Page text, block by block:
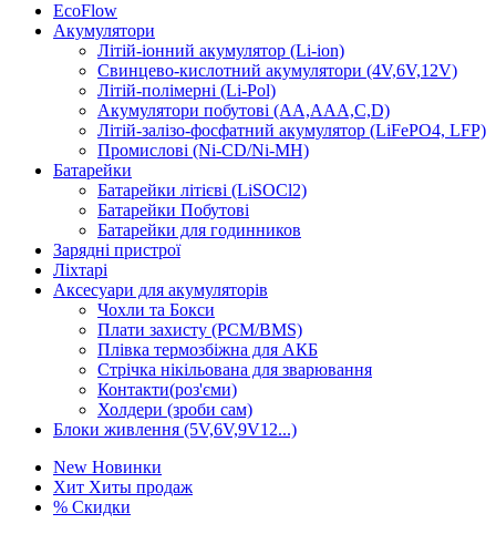
EcoFlow
Акумулятори
Літій-іонний акумулятор (Li-ion)
Свинцево-кислотний акумулятори (4V,6V,12V)
Літій-полімерні (Li-Pol)
Акумулятори побутові (AA,AAA,C,D)
Літій-залізо-фосфатний акумулятор (LiFePO4, LFP)
Промислові (Ni-CD/Ni-MH)
Батарейки
Батарейки літієві (LiSOCl2)
Батарейки Побутові
Батарейки для годинников
Зарядні пристрої
Ліхтарі
Аксесуари для акумуляторів
Чохли та Бокси
Плати захисту (PCM/BMS)
Плівка термозбіжна для АКБ
Стрічка нікільована для зварювання
Контакти(роз'єми)
Холдери (зроби сам)
Блоки живлення (5V,6V,9V12...)
New Новинки
Хит Хиты продаж
% Скидки